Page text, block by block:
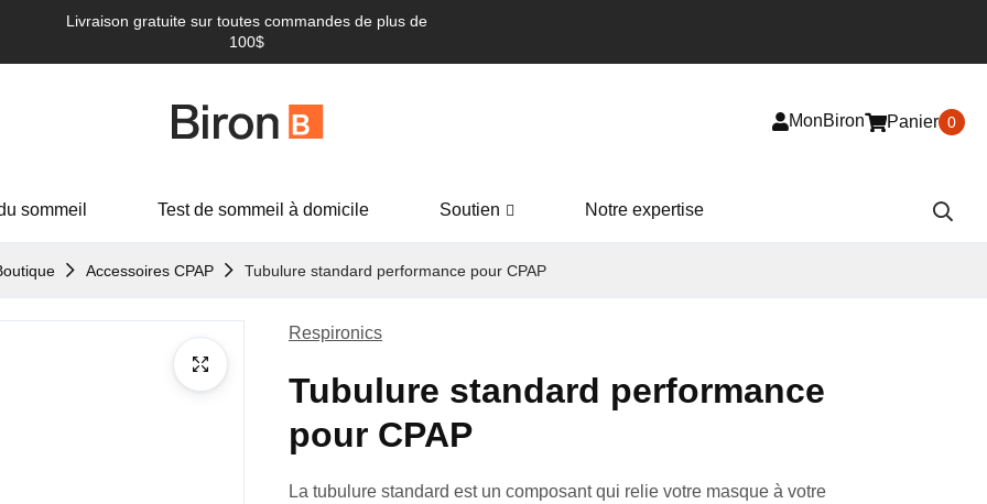
Livraison gratuite sur toutes commandes de plus de
100$
MonBiron Panier 0
sommeil Test de sommeil à domicile Soutien Notre expertise
Accessoires CPAP Tubulure standard performance pour CPAP
Respironics
Tubulure standard performance
pour CPAP
La tubulure standard est un composant qui relie votre masque à votre